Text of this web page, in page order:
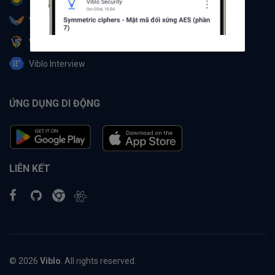
Viblo Partner
Viblo Battle
Viblo Interview
ỨNG DỤNG DI ĐỘNG
LIÊN KẾT
© 2026 Viblo . All rights reserved.